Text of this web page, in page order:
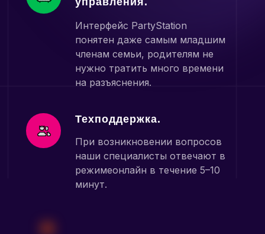
Техподдержка.
При возникновении вопросов
наши специалисты отвечают в
режимеонлайн в течение 5–10
минут.
Интерфейс PartyStation
понятен даже самым младшим
членам семьи, родителям не
нужно тратить много времени
на разъяснения.